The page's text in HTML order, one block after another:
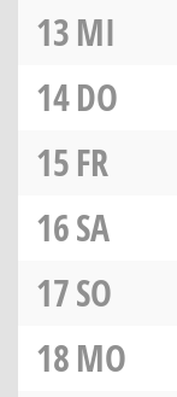
13MI
14DO
15FR
16SA
17SO
18MO